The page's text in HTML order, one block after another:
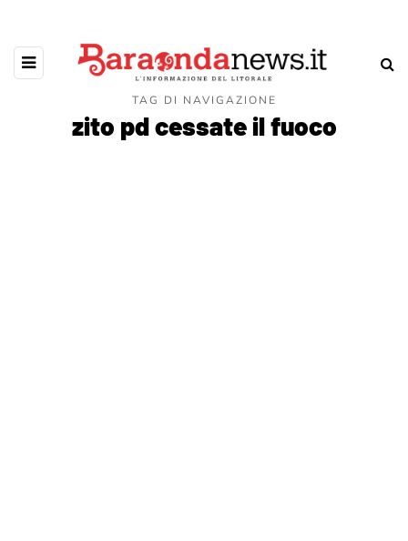
TAG DI NAVIGAZIONE
zito pd cessate il fuoco